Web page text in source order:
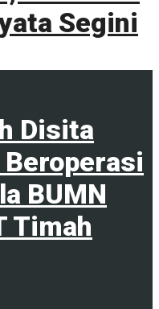
Segini
Disita
BUMN
Timah